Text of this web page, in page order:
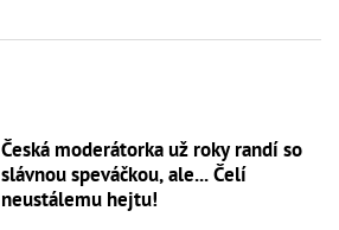
Česká moderátorka už roky randí so
slávnou speváčkou, ale... Čelí
neustálemu hejtu!